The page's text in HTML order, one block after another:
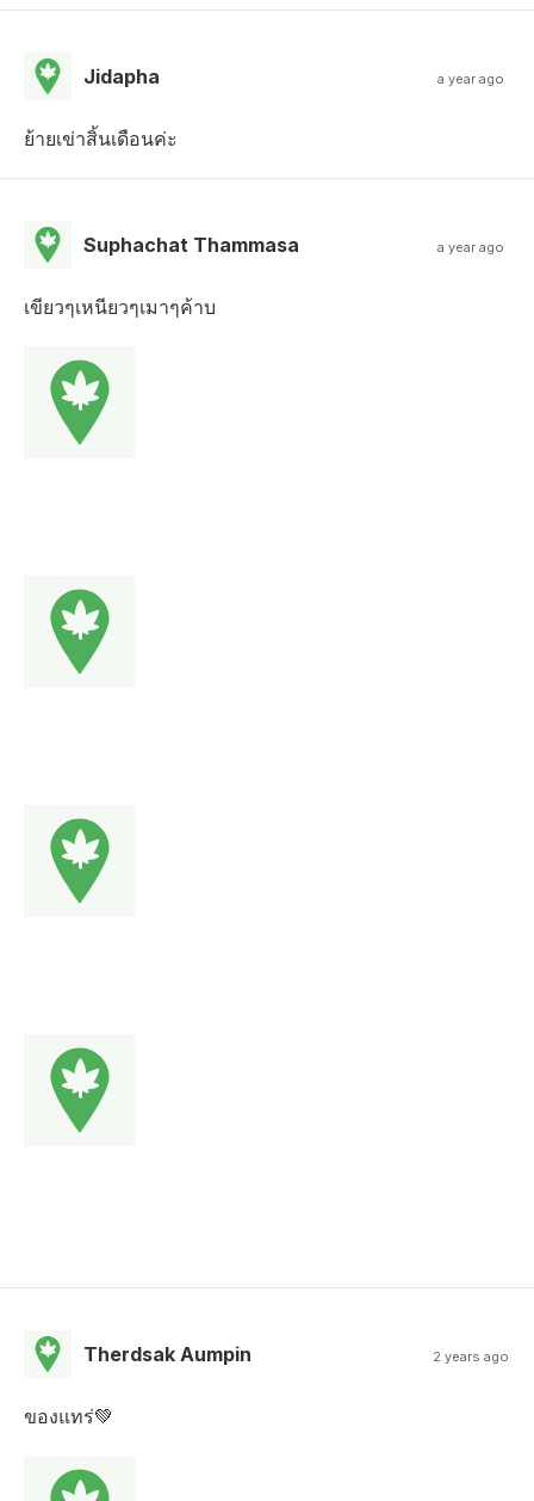
Jidapha a year ago
ย้ายเข่าสิ้นเดือนค่ะ
Suphachat Thammasa a year ago
เขียวๆเหนียวๆเมาๆค้าบ
Therdsak Aumpin 2 years ago
ของแทร่💚